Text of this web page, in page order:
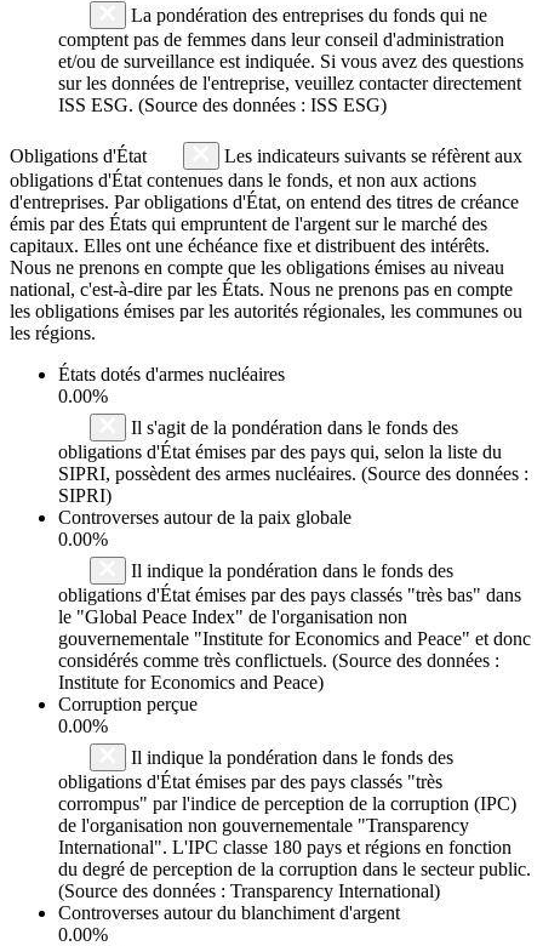
La pondération des entreprises du fonds qui ne
comptent pas de femmes dans leur conseil d'administration
et/ou de surveillance est indiquée. Si vous avez des questions
sur les données de l'entreprise, veuillez contacter directement
ISS ESG. (Source des données : ISS ESG)
Obligations d'État
Les indicateurs suivants se réfèrent aux
obligations d'État contenues dans le fonds, et non aux actions
d'entreprises. Par obligations d'État, on entend des titres de créance
émis par des États qui empruntent de l'argent sur le marché des
capitaux. Elles ont une échéance fixe et distribuent des intérêts.
Nous ne prenons en compte que les obligations émises au niveau
national, c'est-à-dire par les États. Nous ne prenons pas en compte
les obligations émises par les autorités régionales, les communes ou
les régions.
États dotés d'armes nucléaires
0.00%
Il s'agit de la pondération dans le fonds des
obligations d'État émises par des pays qui, selon la liste du
SIPRI, possèdent des armes nucléaires. (Source des données :
SIPRI)
Controverses autour de la paix globale
0.00%
Il indique la pondération dans le fonds des
obligations d'État émises par des pays classés "très bas" dans
le "Global Peace Index" de l'organisation non
gouvernementale "Institute for Economics and Peace" et donc
considérés comme très conflictuels. (Source des données :
Institute for Economics and Peace)
Corruption perçue
0.00%
Il indique la pondération dans le fonds des
obligations d'État émises par des pays classés "très
corrompus" par l'indice de perception de la corruption (IPC)
de l'organisation non gouvernementale "Transparency
International". L'IPC classe 180 pays et régions en fonction
du degré de perception de la corruption dans le secteur public.
(Source des données : Transparency International)
Controverses autour du blanchiment d'argent
0.00%